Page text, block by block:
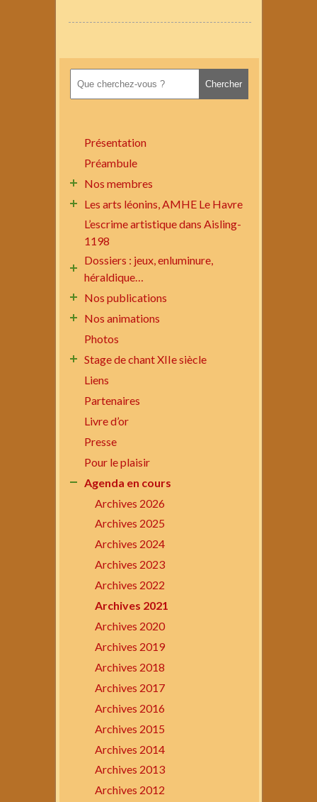
Présentation
Préambule
Nos membres
Les arts léonins, AMHE Le Havre
L’escrime artistique dans Aisling-
1198
Dossiers : jeux, enluminure,
héraldique…
Nos publications
Nos animations
Photos
Stage de chant XIIe siècle
Liens
Partenaires
Livre d’or
Presse
Pour le plaisir
Agenda en cours
Archives 2026
Archives 2025
Archives 2024
Archives 2023
Archives 2022
Archives 2021
Archives 2020
Archives 2019
Archives 2018
Archives 2017
Archives 2016
Archives 2015
Archives 2014
Archives 2013
Archives 2012